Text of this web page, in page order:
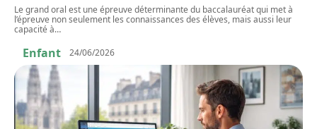
Le grand oral est une épreuve déterminante du baccalauréat qui met à
l’épreuve non seulement les connaissances des élèves, mais aussi leur
capacité à…
Enfant 24/06/2026